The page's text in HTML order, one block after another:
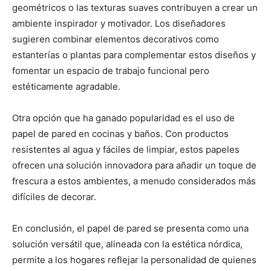
geométricos o las texturas suaves contribuyen a crear un
ambiente inspirador y motivador. Los diseñadores
sugieren combinar elementos decorativos como
estanterías o plantas para complementar estos diseños y
fomentar un espacio de trabajo funcional pero
estéticamente agradable.
Otra opción que ha ganado popularidad es el uso de
papel de pared en cocinas y baños. Con productos
resistentes al agua y fáciles de limpiar, estos papeles
ofrecen una solución innovadora para añadir un toque de
frescura a estos ambientes, a menudo considerados más
difíciles de decorar.
En conclusión, el papel de pared se presenta como una
solución versátil que, alineada con la estética nórdica,
permite a los hogares reflejar la personalidad de quienes